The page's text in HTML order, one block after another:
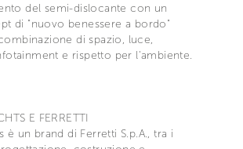
del semi-dislocante con un
di "nuovo benessere a bordo"
di spazio, luce,
e rispetto per l'ambiente.
E FERRETTI
è un brand di Ferretti S.p.A., tra i